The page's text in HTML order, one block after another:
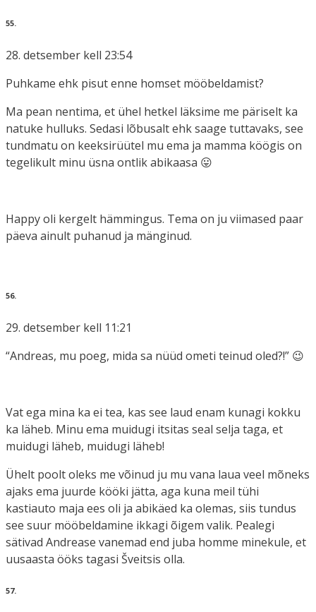
55.
28. detsember kell 23:54
Puhkame ehk pisut enne homset mööbeldamist?
Ma pean nentima, et ühel hetkel läksime me päriselt ka
natuke hulluks. Sedasi lõbusalt ehk saage tuttavaks, see
tundmatu on keeksirüütel mu ema ja mamma köögis on
tegelikult minu üsna ontlik abikaasa 😛
Happy oli kergelt hämmingus. Tema on ju viimased paar
päeva ainult puhanud ja mänginud.
56.
29. detsember kell 11:21
“Andreas, mu poeg, mida sa nüüd ometi teinud oled?!” 😉
Vat ega mina ka ei tea, kas see laud enam kunagi kokku
ka läheb. Minu ema muidugi itsitas seal selja taga, et
muidugi läheb, muidugi läheb!
Ühelt poolt oleks me võinud ju mu vana laua veel mõneks
ajaks ema juurde kööki jätta, aga kuna meil tühi
kastiauto maja ees oli ja abikäed ka olemas, siis tundus
see suur mööbeldamine ikkagi õigem valik. Pealegi
sätivad Andrease vanemad end juba homme minekule, et
uusaasta ööks tagasi Šveitsis olla.
57.